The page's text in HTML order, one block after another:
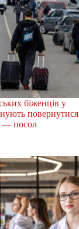
біженців у
повернутися
— посол